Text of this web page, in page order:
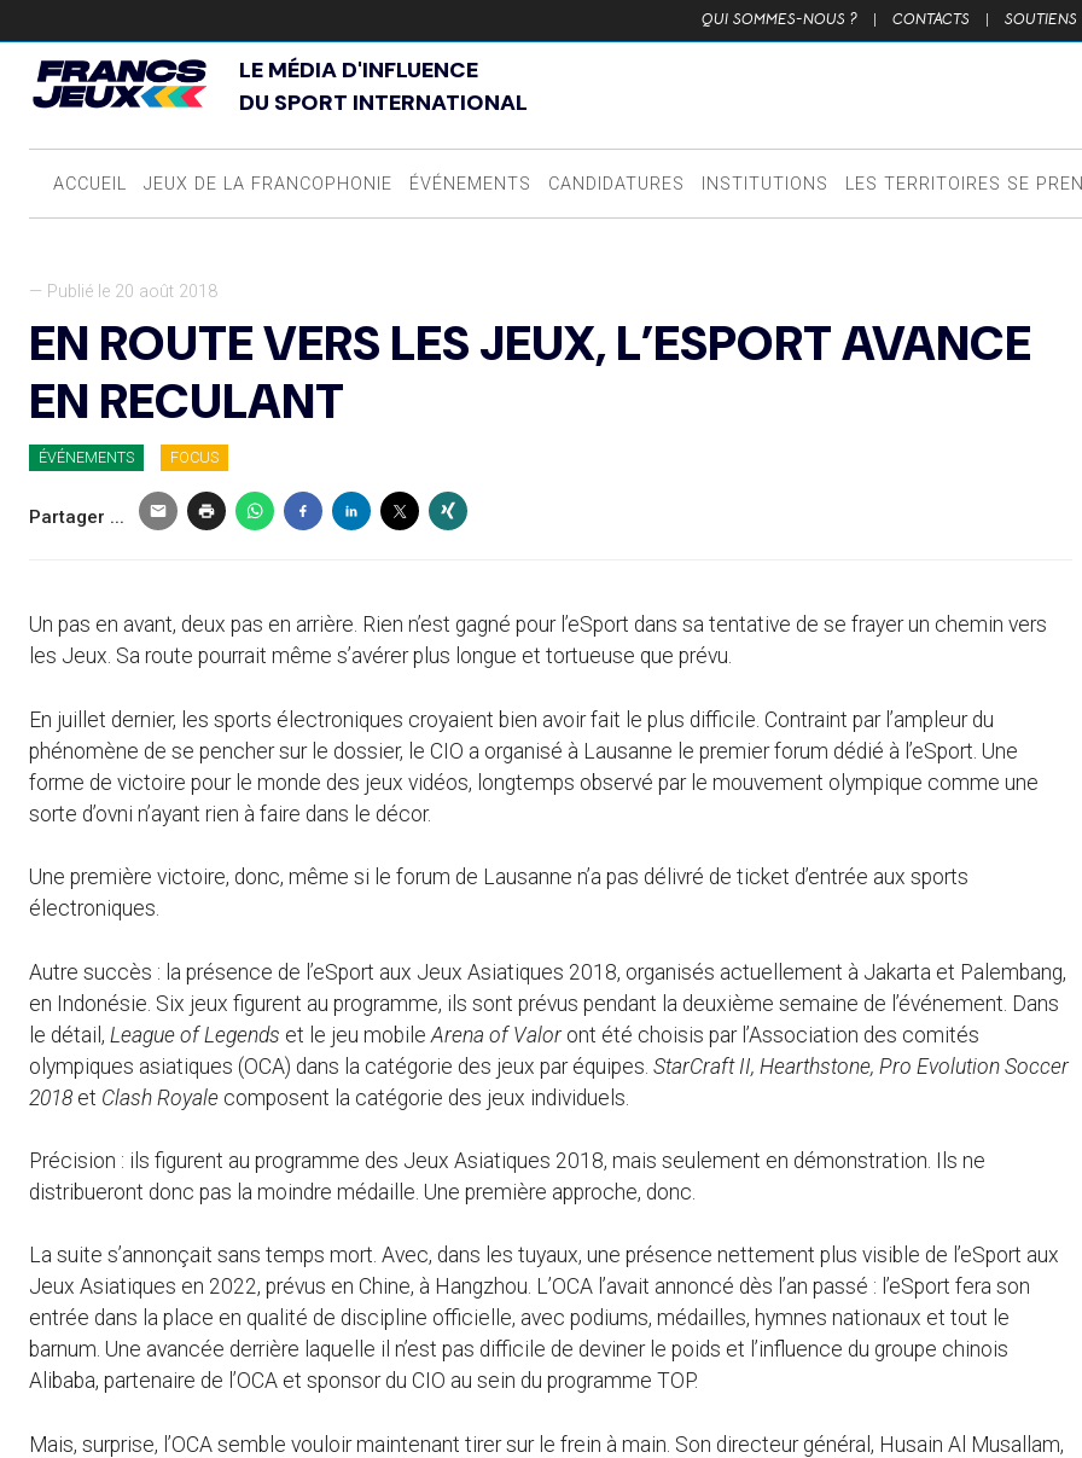
QUI SOMMES-NOUS ? | CONTACTS | SOUTIENS
LE MÉDIA D'INFLUENCE
DU SPORT INTERNATIONAL
ACCUEIL JEUX DE LA FRANCOPHONIE ÉVÉNEMENTS CANDIDATURES INSTITUTIONS LES TERRITOIRES SE
— Publié le 20 août 2018
EN ROUTE VERS LES JEUX, L’ESPORT AVANCE
EN RECULANT
ÉVÉNEMENTS FOCUS
Partager ...
Un pas en avant, deux pas en arrière. Rien n’est gagné pour l’eSport dans sa tentative de se frayer un chemin vers
les Jeux. Sa route pourrait même s’avérer plus longue et tortueuse que prévu.
En juillet dernier, les sports électroniques croyaient bien avoir fait le plus difficile. Contraint par l’ampleur du
phénomène de se pencher sur le dossier, le CIO a organisé à Lausanne le premier forum dédié à l’eSport. Une
forme de victoire pour le monde des jeux vidéos, longtemps observé par le mouvement olympique comme une
sorte d’ovni n’ayant rien à faire dans le décor.
Une première victoire, donc, même si le forum de Lausanne n’a pas délivré de ticket d’entrée aux sports
électroniques.
Autre succès : la présence de l’eSport aux Jeux Asiatiques 2018, organisés actuellement à Jakarta et Palembang,
en Indonésie. Six jeux figurent au programme, ils sont prévus pendant la deuxième semaine de l’événement. Dans
le détail, League of Legends et le jeu mobile Arena of Valor ont été choisis par l’Association des comités
olympiques asiatiques (OCA) dans la catégorie des jeux par équipes. StarCraft II, Hearthstone, Pro Evolution Soccer
2018 et Clash Royale composent la catégorie des jeux individuels.
Précision : ils figurent au programme des Jeux Asiatiques 2018, mais seulement en démonstration. Ils ne
distribueront donc pas la moindre médaille. Une première approche, donc.
La suite s’annonçait sans temps mort. Avec, dans les tuyaux, une présence nettement plus visible de l’eSport aux
Jeux Asiatiques en 2022, prévus en Chine, à Hangzhou. L’OCA l’avait annoncé dès l’an passé : l’eSport fera son
entrée dans la place en qualité de discipline officielle, avec podiums, médailles, hymnes nationaux et tout le
barnum. Une avancée derrière laquelle il n’est pas difficile de deviner le poids et l’influence du groupe chinois
Alibaba, partenaire de l’OCA et sponsor du CIO au sein du programme TOP.
Mais, surprise, l’OCA semble vouloir maintenant tirer sur le frein à main. Son directeur général, Husain Al Musallam,